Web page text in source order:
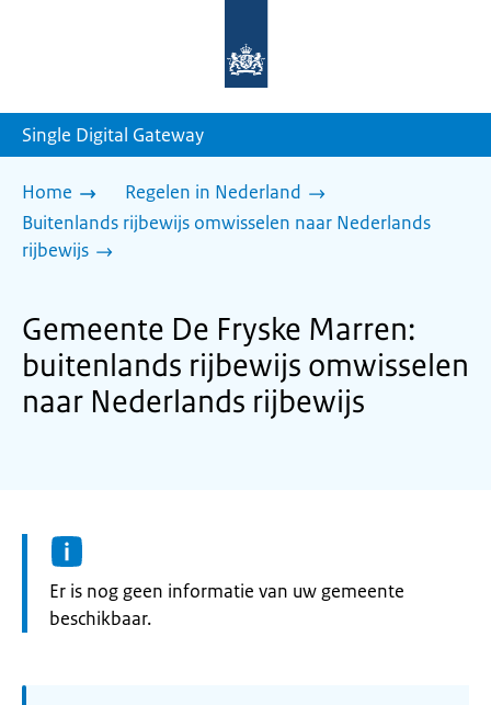
homepage
Single Digital Gateway
Home
Regelen in Nederland
Buitenlands rijbewijs omwisselen naar Nederlands
rijbewijs
Gemeente De Fryske Marren:
buitenlands rijbewijs omwisselen
naar Nederlands rijbewijs
Informatie:
Er is nog geen informatie van uw gemeente
beschikbaar.